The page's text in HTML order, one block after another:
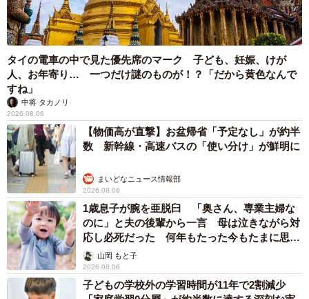
重みも歴史もズッシリ…出雲大社の日本最大級「大しめ縄」が8
年ぶり掛けかえ 伝統の「大撚り合わせ」が28万回超再生「ほ
んとに圧巻」
まいどなニュース調査部
2026.08.06
「これ全部長野県」海外のような絶景ショット
に感動と反響「離れてからいいところだったん
だって気づいた」
行橋 友